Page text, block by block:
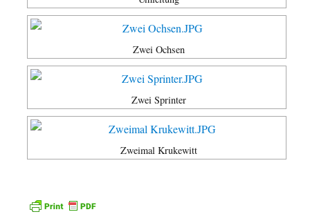
Zwei Ochsen
Zwei Sprinter
Zweimal Krukewitt